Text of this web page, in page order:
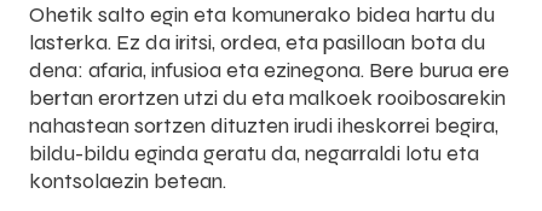
Ohetik salto egin eta komunerako bidea hartu du
lasterka. Ez da iritsi, ordea, eta pasilloan bota du
dena: afaria, infusioa eta ezinegona. Bere burua ere
bertan erortzen utzi du eta malkoek rooibosarekin
nahastean sortzen dituzten irudi iheskorrei begira,
bildu-bildu eginda geratu da, negarraldi lotu eta
kontsolaezin betean.